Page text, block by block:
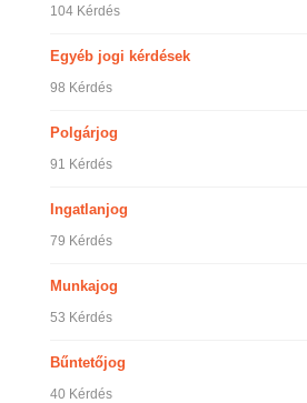
104 Kérdés
Egyéb jogi kérdések
98 Kérdés
Polgárjog
91 Kérdés
Ingatlanjog
79 Kérdés
Munkajog
53 Kérdés
Bűntetőjog
40 Kérdés